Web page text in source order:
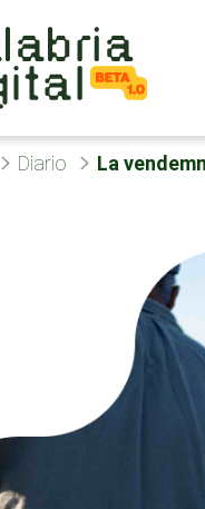
Diario La